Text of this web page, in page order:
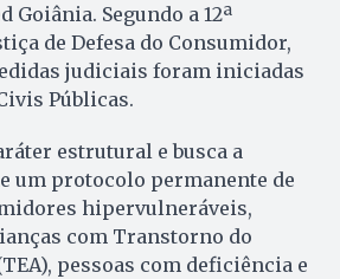
Goiânia. Segundo a 12ª
de Defesa do Consumidor,
judiciais foram iniciadas
Públicas.
estrutural e busca a
um protocolo permanente de
hipervulneráveis,
com Transtorno do
pessoas com deficiência e